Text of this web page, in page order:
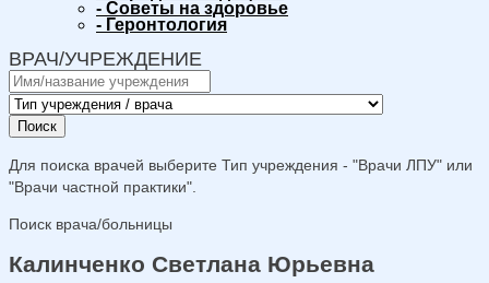
- Советы на здоровье
- Геронтология
ВРАЧ/УЧРЕЖДЕНИЕ
Поиск
Для поиска врачей выберите Тип учреждения - "Врачи ЛПУ" или
"Врачи частной практики".
Поиск врача/больницы
Калинченко Светлана Юрьевна